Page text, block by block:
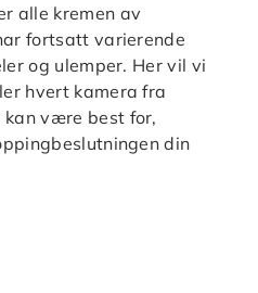
alle kremen av
fortsatt varierende
og ulemper. Her vil vi
hvert kamera fra
kan være best for,
din